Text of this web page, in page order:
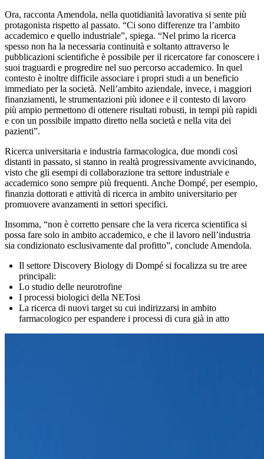
Ora, racconta Amendola, nella quotidianità lavorativa si sente più
protagonista rispetto al passato. “Ci sono differenze tra l’ambito
accademico e quello industriale”, spiega. “Nel primo la ricerca
spesso non ha la necessaria continuità e soltanto attraverso le
pubblicazioni scientifiche è possibile per il ricercatore far conoscere i
suoi traguardi e progredire nel suo percorso accademico. In quel
contesto è inoltre difficile associare i propri studi a un beneficio
immediato per la società. Nell’ambito aziendale, invece, i maggiori
finanziamenti, le strumentazioni più idonee e il contesto di lavoro
più ampio permettono di ottenere risultati robusti, in tempi più rapidi
e con un possibile impatto diretto nella società e nella vita dei
pazienti”.
Ricerca universitaria e industria farmacologica, due mondi così
distanti in passato, si stanno in realtà progressivamente avvicinando,
visto che gli esempi di collaborazione tra settore industriale e
accademico sono sempre più frequenti. Anche Dompé, per esempio,
finanzia dottorati e attività di ricerca in ambito universitario per
promuovere avanzamenti in settori specifici.
Insomma, “non è corretto pensare che la vera ricerca scientifica si
possa fare solo in ambito accademico, e che il lavoro nell’industria
sia condizionato esclusivamente dal profitto”, conclude Amendola.
Il settore Discovery Biology di Dompé si focalizza su tre aree
principali:
Lo studio delle neurotrofine
I processi biologici della NETosi
La ricerca di nuovi target su cui indirizzarsi in ambito
farmacologico per espandere i processi di cura già in atto